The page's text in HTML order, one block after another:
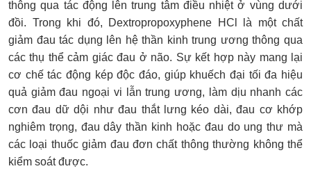
thông qua tác động lên trung tâm điều nhiệt ở vùng dưới
đồi. Trong khi đó, Dextropropoxyphene HCl là một chất
giảm đau tác dụng lên hệ thần kinh trung ương thông qua
các thụ thể cảm giác đau ở não. Sự kết hợp này mang lại
cơ chế tác động kép độc đáo, giúp khuếch đại tối đa hiệu
quả giảm đau ngoại vi lẫn trung ương, làm dịu nhanh các
cơn đau dữ dội như đau thắt lưng kéo dài, đau cơ khớp
nghiêm trọng, đau dây thần kinh hoặc đau do ung thư mà
các loại thuốc giảm đau đơn chất thông thường không thể
kiểm soát được.